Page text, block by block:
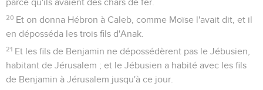
parce qu'ils avaient des chars de fer.
20 Et on donna Hébron à Caleb, comme Moïse l'avait dit, et il
en déposséda les trois fils d'Anak.
21 Et les fils de Benjamin ne dépossédèrent pas le Jébusien,
habitant de Jérusalem ; et le Jébusien a habité avec les fils
de Benjamin à Jérusalem jusqu'à ce jour.